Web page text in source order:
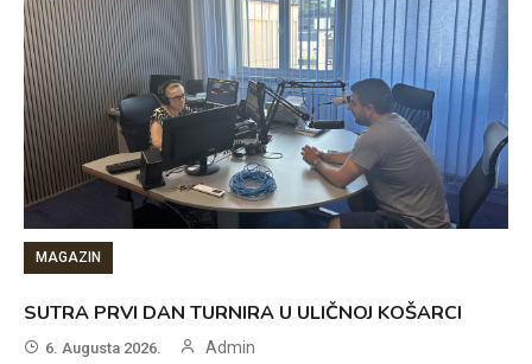
MAGAZIN
SUTRA PRVI DAN TURNIRA U ULIČNOJ KOŠARCI
6. Augusta 2026. Admin